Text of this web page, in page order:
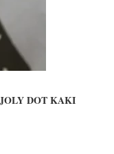
DOT KAKI